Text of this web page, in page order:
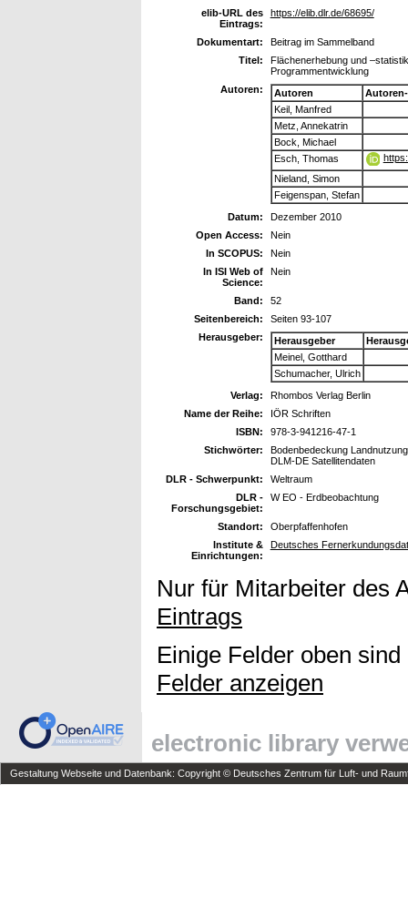
elib-URL des
Eintrags:
https://elib.dlr.de/68695/
Dokumentart:
Beitrag im Sammelband
Titel:
Flächenerhebung und
Programmentwicklung
Autoren:
Autoren
Keil, Manfred
Metz, Annekatrin
Bock, Michael
Esch, Thomas
Nieland, Simon
Feigenspan, Stefan
Datum:
Dezember 2010
Open Access:
Nein
In SCOPUS:
Nein
In ISI Web of
Science:
Nein
Band:
52
Seitenbereich:
Seiten 93-107
Herausgeber:
Herausgeber
Meinel, Gotthard
Schumacher, Ulrich
Verlag:
Rhombos Verlag Berlin
Name der Reihe:
IÖR Schriften
ISBN:
978-3-941216-47-1
Stichwörter:
Bodenbedeckung
DLM-DE Satellitendaten
DLR - Schwerpunkt:
Weltraum
DLR -
Forschungsgebiet:
W EO - Erdbeobachtung
Standort:
Oberpfaffenhofen
Institute &
Einrichtungen:
Deutsches
Nur für Mitarbeiter des
Eintrags
Einige Felder oben
Felder anzeigen
electronic library
Gestaltung Webseite und Datenbank: Copyright © Deutsches Zentrum für Luft- und